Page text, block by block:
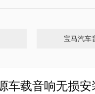
宝马汽车
车载音响无损